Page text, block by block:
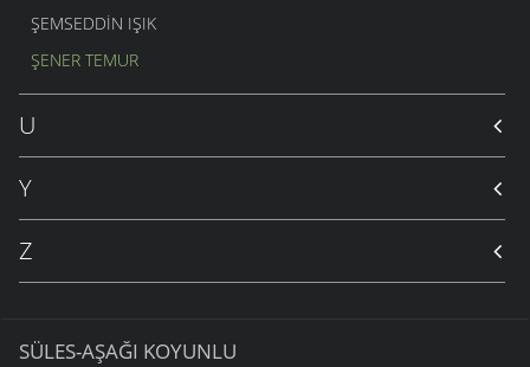
ŞEMSEDDIN IŞIK
ŞENER TEMUR
U
Y
Z
SÜLES-AŞAĞI KOYUNLU